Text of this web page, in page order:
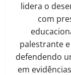
lidera o
com
palestrante
defendendo
em